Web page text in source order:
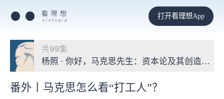
打开看理想App
共99集
杨照 · 你好，马克思先生：资本论及其创造的世
番外丨马克思怎么看“打工人”？